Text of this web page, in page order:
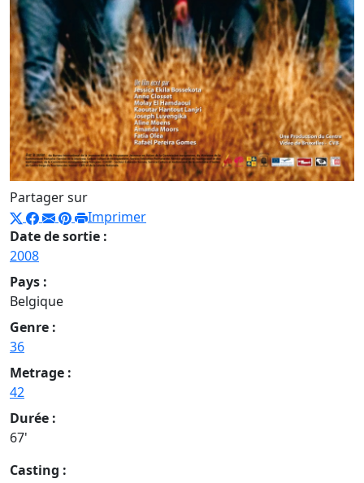
Partager sur
Imprimer
Date de sortie :
2008
Pays :
Belgique
Genre :
36
Metrage :
42
Durée :
67'
Casting :